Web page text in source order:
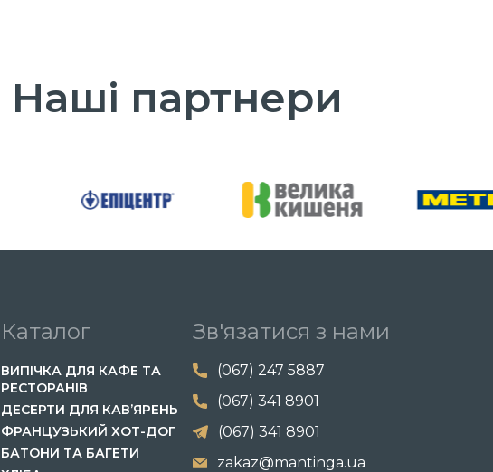
Наші партнери
Каталог
ВИПІЧКА ДЛЯ КАФЕ ТА
РЕСТОРАНІВ
ДЕСЕРТИ ДЛЯ КАВ’ЯРЕНЬ
ФРАНЦУЗЬКИЙ ХОТ-ДОГ
БАТОНИ ТА БАГЕТИ
Зв'язатися з нами
(067) 247 5887
(067) 341 8901
(067) 341 8901
zakaz@mantinga.ua